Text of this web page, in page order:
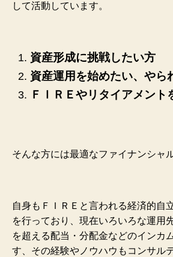
して活動しています。
資産形成に挑戦したい方
資産運用を始めたい、やら
ＦＩＲＥやリタイアメント
そんな方には最適なファイナンシャ
自身もＦＩＲＥと言われる経済的自
を行っており、現在いろいろな運用
を超える配当・分配金などのインカ
す、その経験やノウハウもコンサル